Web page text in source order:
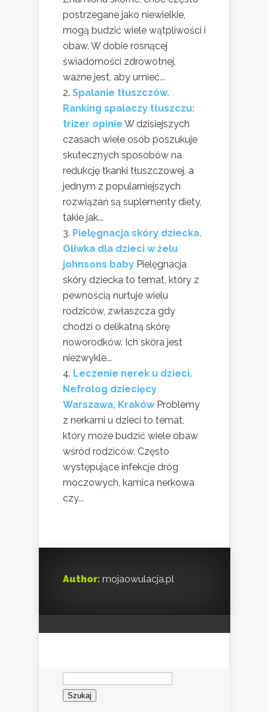
postrzegane jako niewielkie,
mogą budzić wiele wątpliwości i
obaw. W dobie rosnącej
świadomości zdrowotnej,
ważne jest, aby umieć...
Spalanie tłuszczów.
Ranking spalaczy tłuszczu:
trizer opinie W dzisiejszych
czasach wiele osób poszukuje
skutecznych sposobów na
redukcję tkanki tłuszczowej, a
jednym z popularniejszych
rozwiązań są suplementy diety,
takie jak...
Pielęgnacja skóry dziecka.
Oliwka dla dzieci w żelu
johnsons baby Pielęgnacja
skóry dziecka to temat, który z
pewnością nurtuje wielu
rodziców, zwłaszcza gdy
chodzi o delikatną skórę
noworodków. Ich skóra jest
niezwykle...
Leczenie nerek u dzieci.
Nefrolog dziecięcy
Warszawa, Kraków Problemy
z nerkami u dzieci to temat,
który może budzić wiele obaw
wśród rodziców. Często
występujące infekcje dróg
moczowych, kamica nerkowa
czy...
Author: mojaowulacja.pl
Szukaj: